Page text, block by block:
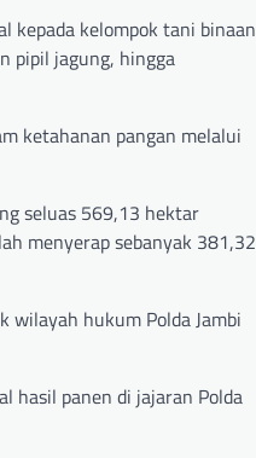
kepada kelompok tani binaan
pipil jagung, hingga
ketahanan pangan melalui
seluas 569,13 hektar
menyerap sebanyak 381,32
wilayah hukum Polda Jambi
hasil panen di jajaran Polda